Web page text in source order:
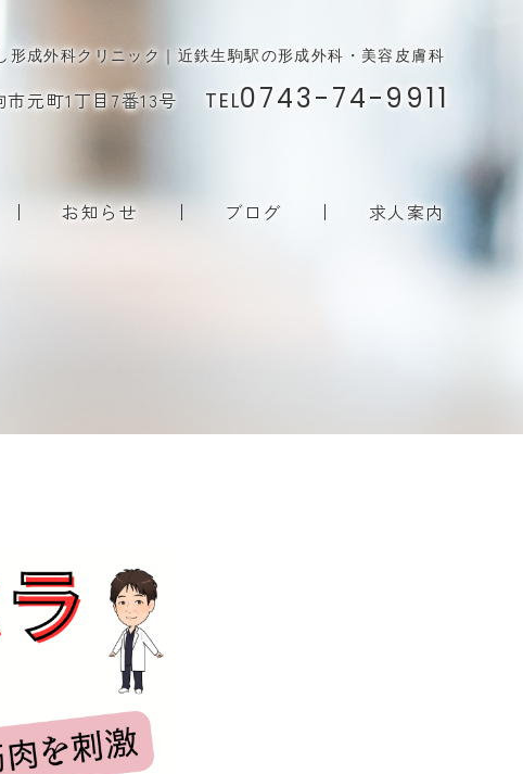
成外科クリニック｜近鉄生駒駅の形成外科・美容皮膚科
元町1丁目7番13号 TEL0743-74-9911
お知らせ ブログ 求人案内